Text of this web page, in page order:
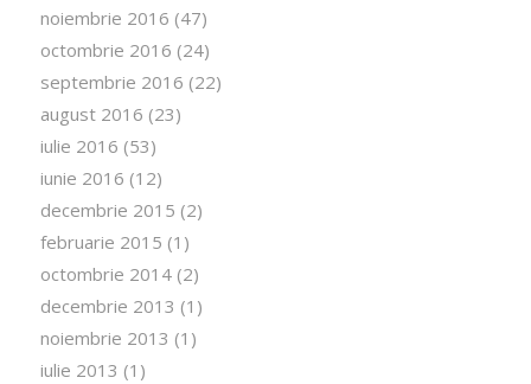
noiembrie 2016 (47)
octombrie 2016 (24)
septembrie 2016 (22)
august 2016 (23)
iulie 2016 (53)
iunie 2016 (12)
decembrie 2015 (2)
februarie 2015 (1)
octombrie 2014(2)
decembrie 2013 (1)
noiembrie 2013 (1)
iulie 2013 (1)